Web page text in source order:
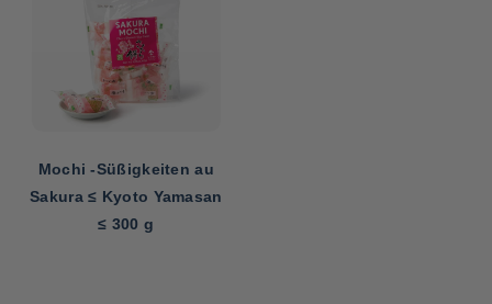
Mochi -Süßigkeiten au
Sakura ≤ Kyoto Yamasan
≤ 300 g